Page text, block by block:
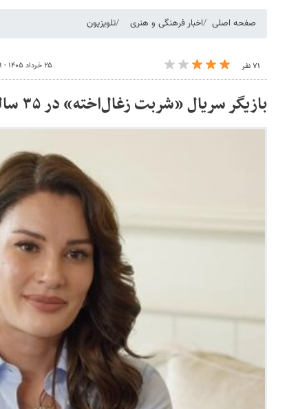
صفحه اصلی اخبار فرهنگی و هنری تلویزیون
۷۱ نفر ۲۵ خرداد ۱۴۰۵ - ۲۰:۳۹
بازیگر سریال «شربت زغال‌اخته» در ۳۵ سالگی درگذشت